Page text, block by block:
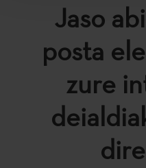
Jaso
posta
zure